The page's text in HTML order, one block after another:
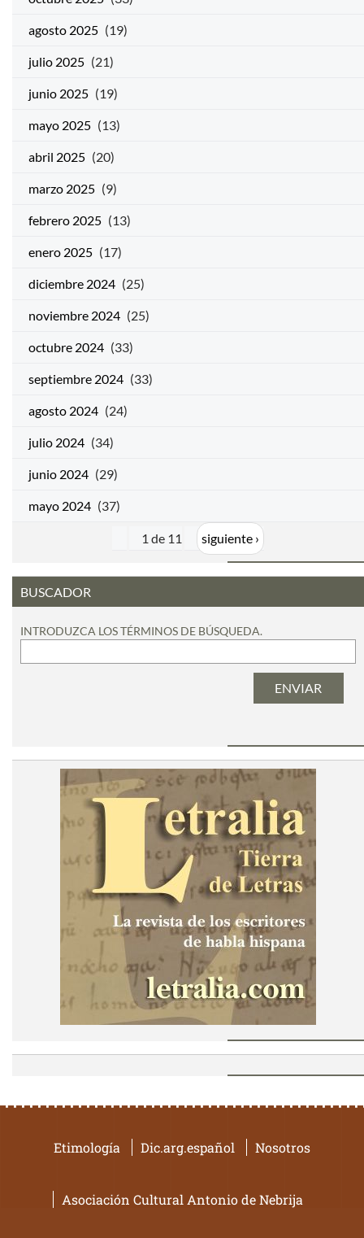
agosto 2025 (19)
julio 2025 (21)
junio 2025 (19)
mayo 2025 (13)
abril 2025 (20)
marzo 2025 (9)
febrero 2025 (13)
enero 2025 (17)
diciembre 2024 (25)
noviembre 2024 (25)
octubre 2024 (33)
septiembre 2024 (33)
agosto 2024 (24)
julio 2024 (34)
junio 2024 (29)
mayo 2024 (37)
1 de 11 siguiente ›
BUSCADOR
INTRODUZCA LOS TÉRMINOS DE BÚSQUEDA.
Etimología Dic.arg.español Nosotros
Asociación Cultural Antonio de Nebrija